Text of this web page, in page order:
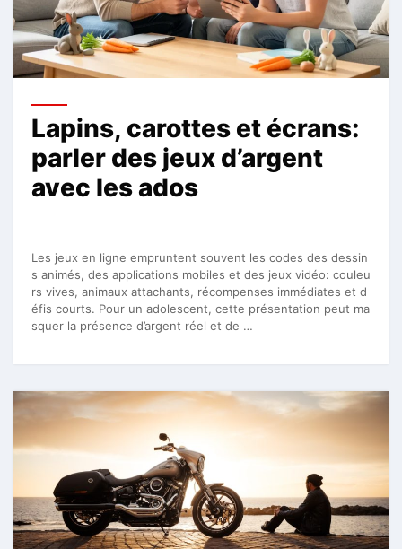
Lapins, carottes et écrans:
parler des jeux d’argent
avec les ados
Les jeux en ligne empruntent souvent les codes des dessin
s animés, des applications mobiles et des jeux vidéo: couleu
rs vives, animaux attachants, récompenses immédiates et d
éfis courts. Pour un adolescent, cette présentation peut ma
squer la présence d’argent réel et de …